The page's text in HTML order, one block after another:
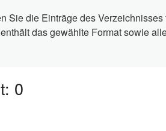
Sie die Einträge des Verzeichnisses
das gewählte Format sowie
0